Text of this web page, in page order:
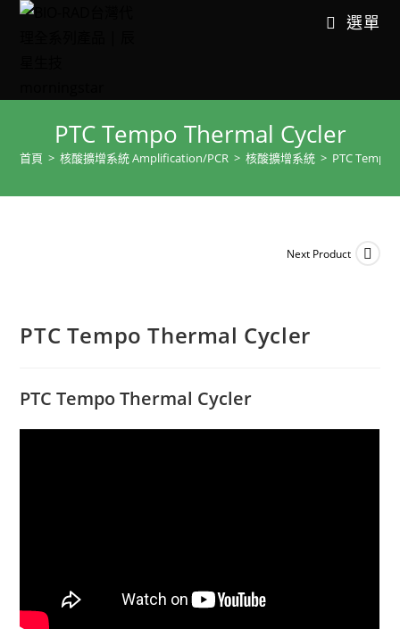
選單
PTC Tempo Thermal Cycler
首頁 > 核酸擴增系統 Amplification/PCR > 核酸擴增系統 > PTC Tempo
Next Product
PTC Tempo Thermal Cycler
PTC Tempo Thermal Cycler